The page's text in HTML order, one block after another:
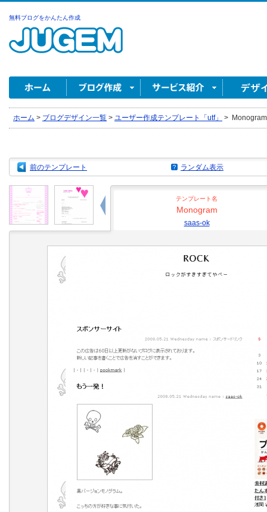
無料ブログをかんたん作成
ホーム > ブログデザイン一覧 > ユーザー作成テンプレート「utf」 >
前のテンプレート ランダム表示
テンプレート名
Monogram
saas-ok